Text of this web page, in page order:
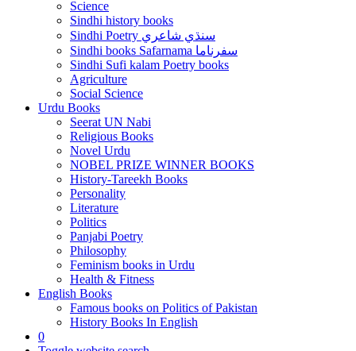
Science
Sindhi history books
Sindhi Poetry سنڌي شاعري
Sindhi books Safarnama سفرناما
Sindhi Sufi kalam Poetry books
Agriculture
Social Science
Urdu Books
Seerat UN Nabi
Religious Books
Novel Urdu
NOBEL PRIZE WINNER BOOKS
History-Tareekh Books
Personality
Literature
Politics
Panjabi Poetry
Philosophy
Feminism books in Urdu
Health & Fitness
English Books
Famous books on Politics of Pakistan
History Books In English
0